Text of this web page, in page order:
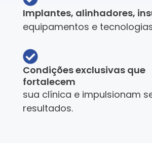
Implantes, alinhadores,
equipamentos e
Condições exclusivas que
fortalecem
sua clínica e impulsionam
resultados.